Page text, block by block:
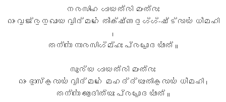
നരസിംഹ ഗായത്രി മംത്രഃ
ഓം വ॒ജ്ര॒ന॒ഖായ വി॒ദ്മഹേ॑ തീക്ഷ്ണദ॒ഗ്ഗ്-ഷ്ട്രായ॑ ധീമഹി
।
തന്നോ॑ നാരസിഗ്മ്ഹഃ പ്രചോ॒ദയാ᳚ത് ॥
സൂര്യ ഗായത്രി മംത്രഃ
ഓം ഭാ॒സ്ക॒രായ॑ വി॒ദ്മഹേ॑ മഹദ്ദ്യുതിക॒രായ॑ ധീമഹി ।
തന്നോ॑ ആദിത്യഃ പ്രചോ॒ദയാ᳚ത് ॥